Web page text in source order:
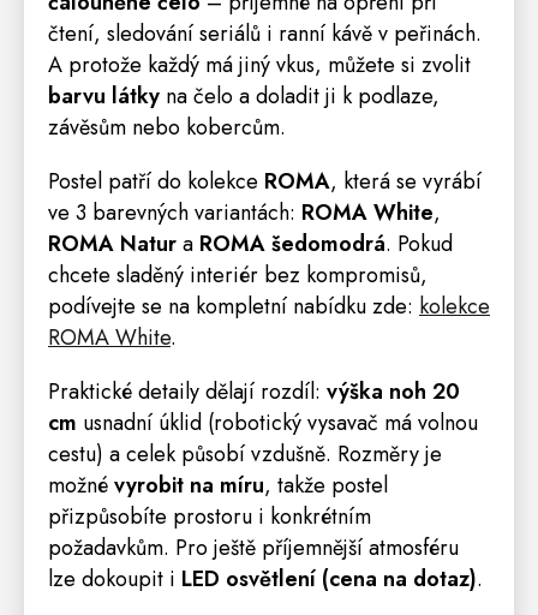
čtení, sledování seriálů i ranní kávě v peřinách.
A protože každý má jiný vkus, můžete si zvolit
barvu látky na čelo a doladit ji k podlaze,
závěsům nebo kobercům.
Postel patří do kolekce ROMA, která se vyrábí
ve 3 barevných variantách: ROMA White,
ROMA Natura ROMA šedomodrá. Pokud
chcete sladěný interiér bez kompromisů,
podívejte se na kompletní nabídku zde: kolekce
ROMA White.
Praktické detaily dělají rozdíl: výška noh 20
cm usnadní úklid (robotický vysavač má volnou
cestu) a celek působí vzdušně. Rozměry je
možnévyrobit na míru, takže postel
přizpůsobíte prostoru i konkrétním
požadavkům. Pro ještě příjemnější atmosféru
lze dokoupit i LED osvětlení (cena na dotaz).